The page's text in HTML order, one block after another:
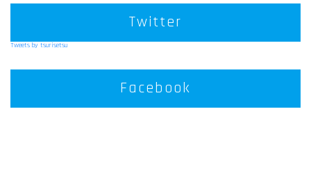
Twitter
Tweets by tsurisetsu
Facebook